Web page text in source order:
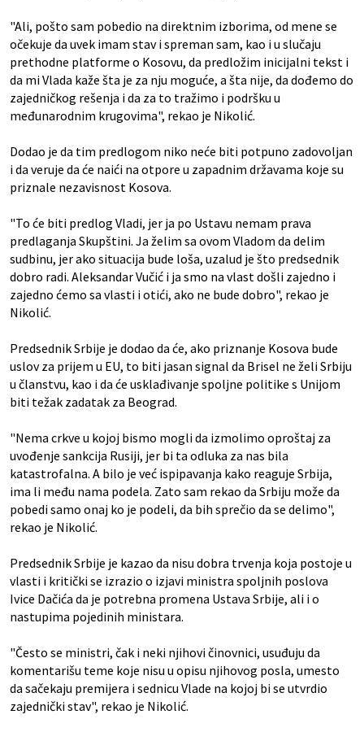
"Ali, pošto sam pobedio na direktnim izborima, od mene se
očekuje da uvek imam stav i spreman sam, kao i u slučaju
prethodne platforme o Kosovu, da predložim inicijalni tekst i
da mi Vlada kaže šta je za nju moguće, a šta nije, da dođemo do
zajedničkog rešenja i da za to tražimo i podršku u
međunarodnim krugovima", rekao je Nikolić.
Dodao je da tim predlogom niko neće biti potpuno zadovoljan
i da veruje da će naići na otpore u zapadnim državama koje su
priznale nezavisnost Kosova.
"To će biti predlog Vladi, jer ja po Ustavu nemam prava
predlaganja Skupštini. Ja želim sa ovom Vladom da delim
sudbinu, jer ako situacija bude loša, uzalud je što predsednik
dobro radi. Aleksandar Vučić i ja smo na vlast došli zajedno i
zajedno ćemo sa vlasti i otići, ako ne bude dobro", rekao je
Nikolić.
Predsednik Srbije je dodao da će, ako priznanje Kosova bude
uslov za prijem u EU, to biti jasan signal da Brisel ne želi Srbiju
u članstvu, kao i da će usklađivanje spoljne politike s Unijom
biti težak zadatak za Beograd.
"Nema crkve u kojoj bismo mogli da izmolimo oproštaj za
uvođenje sankcija Rusiji, jer bi ta odluka za nas bila
katastrofalna. A bilo je već ispipavanja kako reaguje Srbija,
ima li među nama podela. Zato sam rekao da Srbiju može da
pobedi samo onaj ko je podeli, da bih sprečio da se delimo",
rekao je Nikolić.
Predsednik Srbije je kazao da nisu dobra trvenja koja postoje u
vlasti i kritički se izrazio o izjavi ministra spoljnih poslova
Ivice Dačića da je potrebna promena Ustava Srbije, ali i o
nastupima pojedinih ministara.
"Često se ministri, čak i neki njihovi činovnici, usuđuju da
komentarišu teme koje nisu u opisu njihovog posla, umesto
da sačekaju premijera i sednicu Vlade na kojoj bi se utvrdio
zajednički stav", rekao je Nikolić.